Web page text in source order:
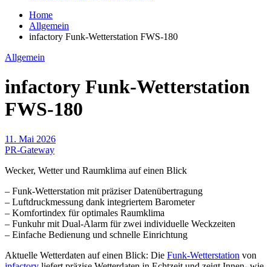
Home
Allgemein
infactory Funk-Wetterstation FWS-180
Allgemein
infactory Funk-Wetterstation
FWS-180
11. Mai 2026
PR-Gateway
Wecker, Wetter und Raumklima auf einen Blick
– Funk-Wetterstation mit präziser Datenübertragung
– Luftdruckmessung dank integriertem Barometer
– Komfortindex für optimales Raumklima
– Funkuhr mit Dual-Alarm für zwei individuelle Weckzeiten
– Einfache Bedienung und schnelle Einrichtung
Aktuelle Wetterdaten auf einen Blick: Die Funk-Wetterstation von